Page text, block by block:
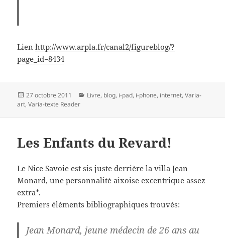
Lienhttp://www.arpla.fr/canal2/figureblog/?
page_id=8434
Publié
le
27 octobre 2011 Catégories
Livre, blog, i-pad, i-phone, internet,Varia-
art,Varia-texte Reader
Les Enfants du Revard!
Le Nice Savoie est sis juste derrière la villa Jean
Monard, une personnalité aixoise excentrique assez
extra*.
Premiers éléments bibliographiques trouvés:
Jean Monard, jeune médecin de 26 ans au